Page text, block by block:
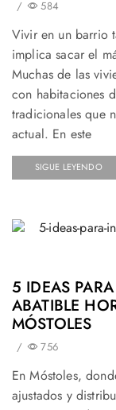
/ 584
Vivir en un barrio
implica sacar el
Muchas de las
con habitaciones
tradicionales que
actual. En este
SIGUE LEYENDO
5 IDEAS
ABATIBLE
MÓSTOLES
/ 756
En Móstoles,
ajustados y